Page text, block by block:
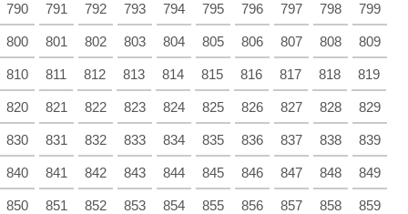
790 791 792 793 794 795 796 797 798 799
800 801 802 803 804 805 806 807 808 809
810 811 812 813 814 815 816 817 818 819
820 821 822 823 824 825 826 827 828 829
830 831 832 833 834 835 836 837 838 839
840 841 842 843 844 845 846 847 848 849
850 851 852 853 854 855 856 857 858 859